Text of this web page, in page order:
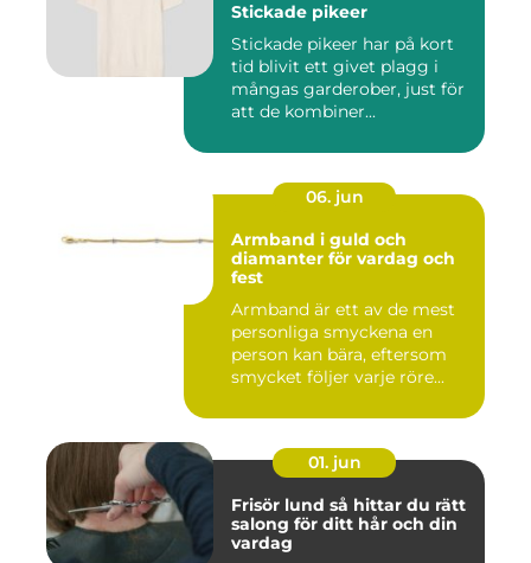
Stickade pikeer
Stickade pikeer har på kort
tid blivit ett givet plagg i
mångas garderober, just för
att de kombiner...
06. jun
Armband i guld och
diamanter för vardag och
fest
Armband är ett av de mest
personliga smyckena en
person kan bära, eftersom
smycket följer varje röre...
01. jun
Frisör lund så hittar du rätt
salong för ditt hår och din
vardag